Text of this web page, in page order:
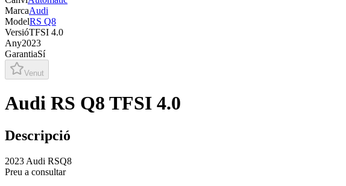
MarcaAudi
ModelRS Q8
VersióTFSI 4.0
Any2023
GarantiaSí
Venut
Audi RS Q8 TFSI 4.0
Descripció
2023 Audi RSQ8
Preu a consultar